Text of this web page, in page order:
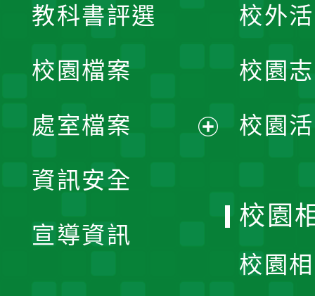
單
教科書評選
校園檔案
處室檔案
資訊安全
宣導資訊
校外
校園
校園
校園
校園